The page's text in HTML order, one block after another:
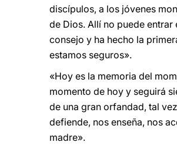
discípulos, a los jóvenes
de Dios. Allí no puede
consejo y ha hecho la
estamos seguros».
«Hoy es la memoria del
momento de hoy y seguirá
de una gran orfandad, tal
defiende, nos enseña, nos
madre».